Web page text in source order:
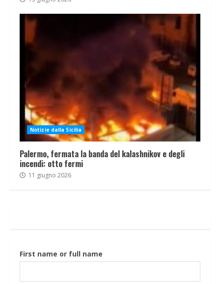
Notizie dalla Sicilia
Palermo, fermata la banda del kalashnikov e degli
incendi: otto fermi
11 giugno 2026
First name or full name